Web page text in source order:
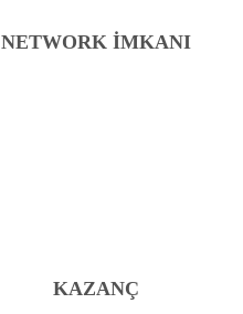
NETWORK İMKANI
KAZANÇ